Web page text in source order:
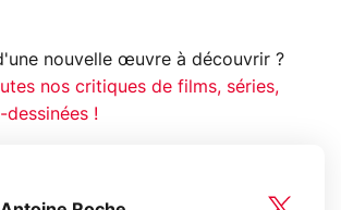
nouvelle œuvre à découvrir ?
nos critiques de films, séries,
dessinées !